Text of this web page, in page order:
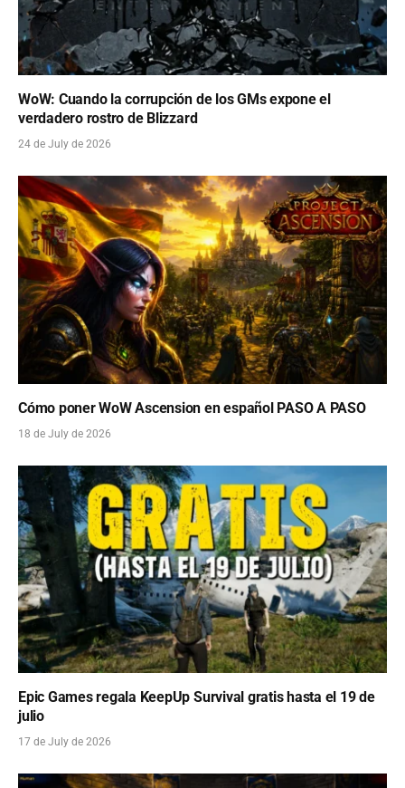
WoW: Cuando la corrupción de los GMs expone el
verdadero rostro de Blizzard
24 de July de 2026
Cómo poner WoW Ascension en español PASO A PASO
18 de July de 2026
Epic Games regala KeepUp Survival gratis hasta el 19 de
julio
17 de July de 2026